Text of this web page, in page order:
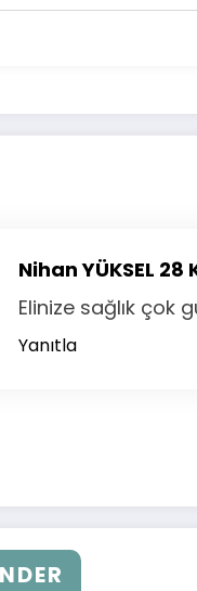
Nihan YÜKSEL 28
Elinize sağlık çok
Yanıtla